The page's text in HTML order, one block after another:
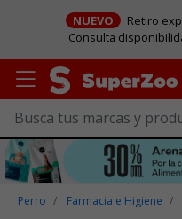
NUEVO
Retiro
Consulta
Perro Farmacia e Higiene